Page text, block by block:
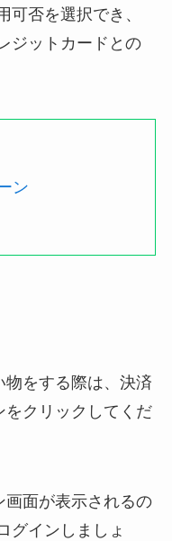
可否を選択でき、
ジットカードとの
ン
をする際は、決済
をクリックしてくだ
面が表示されるの
グインしましょ